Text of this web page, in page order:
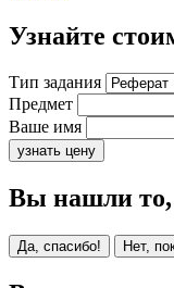
Узнайте
Тип задания
Предмет
Ваше имя
узнать цену
Вы нашли то,
Да, спасибо! Нет,